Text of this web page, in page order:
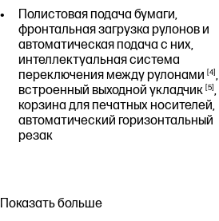
Полистовая подача бумаги,
фронтальная загрузка рулонов и
автоматическая подача с них,
интеллектуальная система
переключения междурулонами 4 ,
встроенный выходной укладчик 5 ,
корзина для печатных носителей,
автоматический горизонтальный
резак
Показать больше